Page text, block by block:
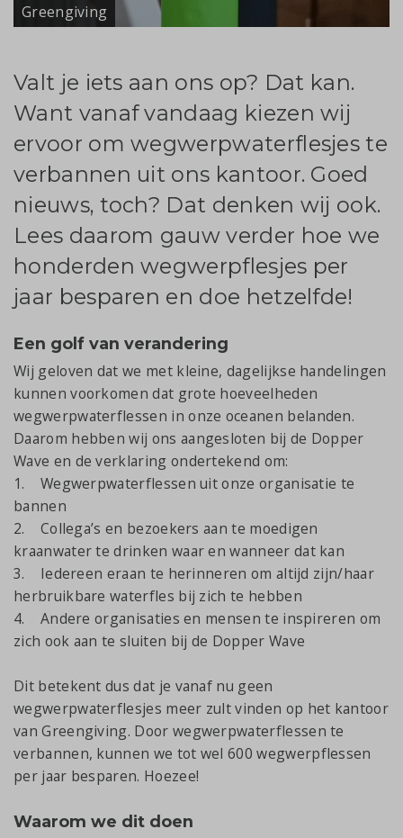
Greengiving
Valt je iets aan ons op? Dat kan.
Want vanaf vandaag kiezen wij
ervoor om wegwerpwaterflesjes te
verbannen uit ons kantoor. Goed
nieuws, toch? Dat denken wij ook.
Lees daarom gauw verder hoe we
honderden wegwerpflesjes per
jaar besparen en doe hetzelfde!
Een golf van verandering
Wij geloven dat we met kleine, dagelijkse handelingen
kunnen voorkomen dat grote hoeveelheden
wegwerpwaterflessen in onze oceanen belanden.
Daarom hebben wij ons aangesloten bij de Dopper
Wave en de verklaring ondertekend om:
1. Wegwerpwaterflessen uit onze organisatie te
bannen
2. Collega’s en bezoekers aan te moedigen
kraanwater te drinken waar en wanneer dat kan
3. Iedereen eraan te herinneren om altijd zijn/haar
herbruikbare waterfles bij zich te hebben
4. Andere organisaties en mensen te inspireren om
zich ook aan te sluiten bij de Dopper Wave
Dit betekent dus dat je vanaf nu geen
wegwerpwaterflesjes meer zult vinden op het kantoor
van Greengiving. Door wegwerpwaterflessen te
verbannen, kunnen we tot wel 600 wegwerpflessen
per jaar besparen. Hoezee!
Waarom we dit doen